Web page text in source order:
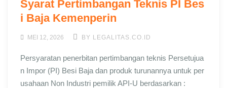
Syarat Pertimbangan Teknis PI Bes
i Baja Kemenperin
MEI 12, 2026 BY LEGALITAS.CO.ID
Persyaratan penerbitan pertimbangan teknis Persetujua
n Impor (PI) Besi Baja dan produk turunannya untuk per
usahaan Non Industri pemilik API-U berdasarkan :